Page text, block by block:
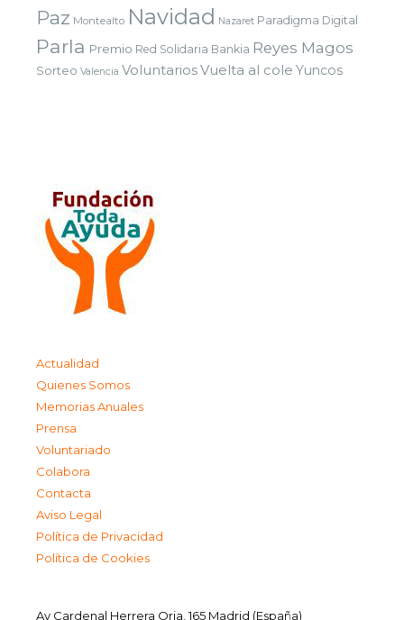
Paz Montealto Navidad Nazaret Paradigma Digital
Parla Premio Red Solidaria Bankia Reyes Magos
Sorteo Valencia VoluntariosVuelta al cole Yuncos
Actualidad
Quienes Somos
Memorias Anuales
Prensa
Voluntariado
Colabora
Contacta
Aviso Legal
Política de Privacidad
Política de Cookies
Av Cardenal Herrera Oria, 165 Madrid (España)